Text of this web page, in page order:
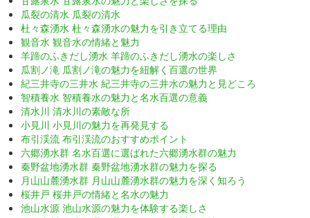
瓜裂の清水 瓜裂の清水
杜々森湧水 杜々森湧水の魅力を引き立てる理由
観音水 観音水の情緒と魅力
羊蹄のふきだし湧水 羊蹄のふきだし湧水の楽しさ
瓜割ノ滝 瓜割ノ滝の魅力を紐解く百選の世界
紀三井寺の三井水 紀三井寺の三井水の魅力と見どころ
智積養水 智積養水の魅力と名水百選の意義
清水川 清水川の素敵な所
小見川 小見川の魅力を再発見する
布引渓流 布引渓流のおすすめポイント
六郷湧水群 名水百選に選ばれた六郷湧水群の魅力
秦野盆地湧水群 秦野盆地湧水群の魅力を探る
月山山麓湧水群 月山山麓湧水群の魅力を深く知ろう
桜井戸 桜井戸の情緒と名水の魅力
池山水源 池山水源の魅力を体験する楽しさ